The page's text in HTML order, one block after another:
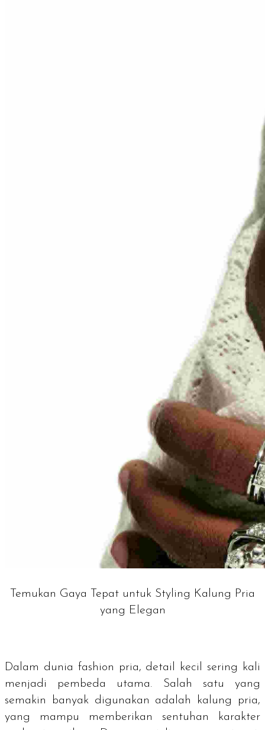
Temukan Gaya Tepat untuk Styling Kalung Pria
yang Elegan
Dalam dunia fashion pria, detail kecil sering kali
menjadi pembeda utama. Salah satu yang
semakin banyak digunakan adalah kalung pria,
yang mampu memberikan sentuhan karakter